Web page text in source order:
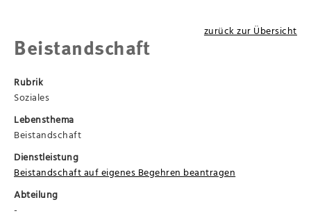
zurück zur Übersicht
Beistandschaft
Rubrik
Soziales
Lebensthema
Beistandschaft
Dienstleistung
Beistandschaft auf eigenes Begehren beantragen
Abteilung
-